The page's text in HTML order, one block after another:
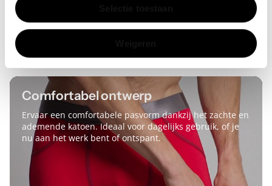
Bekijk alle reviews
Comfortabel ontwerp
Ervaar een comfortabele pasvorm dankzij het zachte en
ademende katoen. Ideaal voor dagelijks gebruik, of je
nu aan het werk bent of ontspant.